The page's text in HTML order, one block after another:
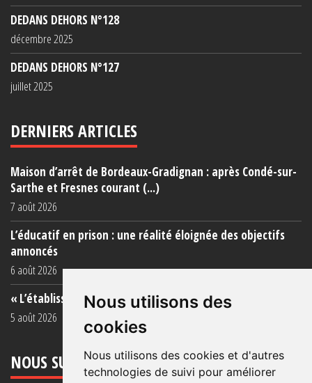
Nous utilisons des
cookies
Nous utilisons des cookies et d'autres
technologies de suivi pour améliorer
DEDANS DEHORS N°128
décembre 2025
DEDANS DEHORS N°127
juillet 2025
DERNIERS ARTICLES
Maison d’arrêt de Bordeaux-Gradignan : après Condé-sur-
Sarthe et Fresnes courant (...)
7 août 2026
L’éducatif en prison : une réalité éloignée des objectifs
annoncés
6 août 2026
« L’établissement est une porcherie totale »
5 août 2026
NOUS SUIVRE